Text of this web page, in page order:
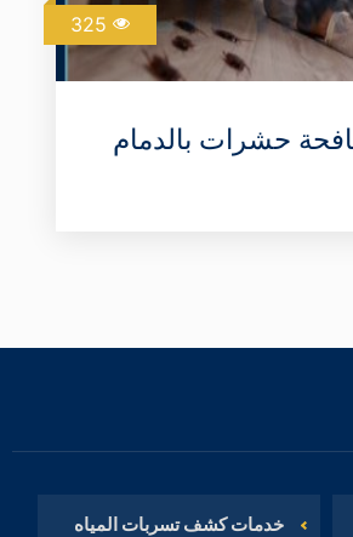
حشرات بالدمام
خدمات كشف تسربات المياه